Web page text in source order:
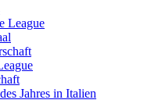
League
Jahres in Italien